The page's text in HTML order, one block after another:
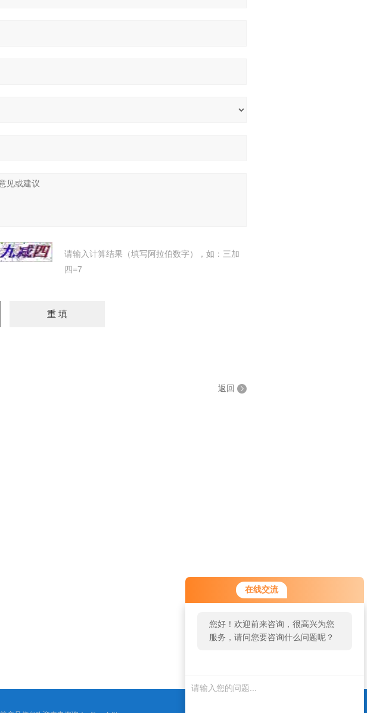
在线交流
您好！欢迎前来咨询，很高兴为您
服务，请问您要咨询什么问题呢？
了需求产品，您可以直接在线与我
联系！
请输入计算结果（填写阿拉伯数字），如：三加
四=7
返回